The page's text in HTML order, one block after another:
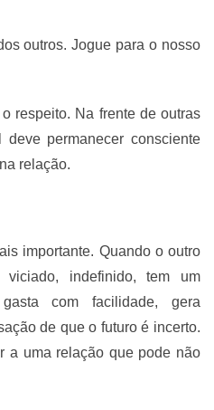
outros. Jogue para o nosso
respeito. Na frente de outras
permanecer consciente
relação.
importante. Quando o outro
viciado, indefinido, tem um
com facilidade, gera
de que o futuro é incerto.
a uma relação que pode não